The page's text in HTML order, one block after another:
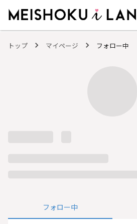
トップ マイページ フォロー中
フォロー中